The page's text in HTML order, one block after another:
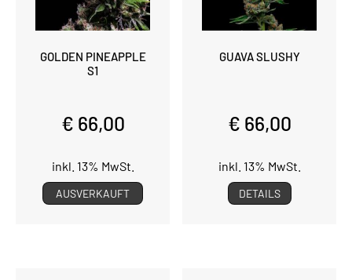
GOLDEN PINEAPPLE
S1
€ 66,00
inkl. 13% MwSt.
AUSVERKAUFT
GUAVA SLUSHY
€ 66,00
inkl. 13% MwSt.
DETAILS